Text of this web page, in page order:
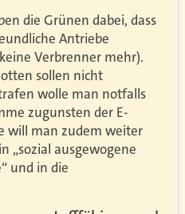
die Grünen dabei, dass
Antriebe
Verbrenner mehr).
sollen nicht
wolle man notfalls
zugunsten der E-
will man zudem weiter
„sozial ausgewogene
und in die